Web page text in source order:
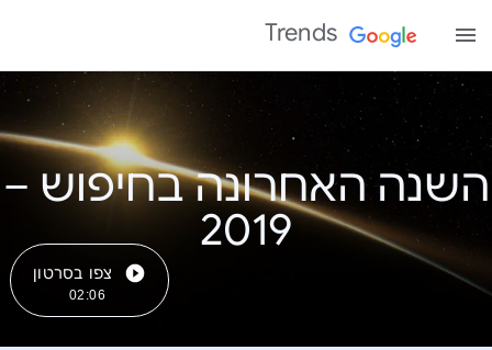
Trends
השנה האחרונה בחיפוש –
צפו בסרטון
02:06